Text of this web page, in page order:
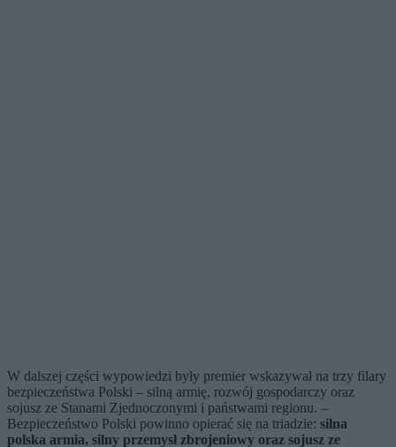
W dalszej części wypowiedzi były premier wskazywał na trzy filary
bezpieczeństwa Polski – silną armię, rozwój gospodarczy oraz
sojusz ze Stanami Zjednoczonymi i państwami regionu. –
Bezpieczeństwo Polski powinno opierać się na triadzie: silna
polska armia, silny przemysł zbrojeniowy oraz sojusz ze